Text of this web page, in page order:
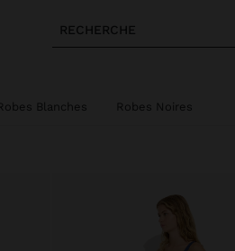
RECHERCHE
Robes Blanches Robes Noires